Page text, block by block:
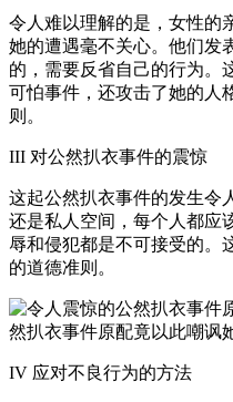
令人难以理解的是，女性的
她的遭遇毫不关心。他们发
的，需要反省自己的行为。
可怕事件，还攻击了她的人
则。
III 对公然扒衣事件的震惊
这起公然扒衣事件的发生令
还是私人空间，每个人都应
辱和侵犯都是不可接受的。
的道德准则。
IV 应对不良行为的方法